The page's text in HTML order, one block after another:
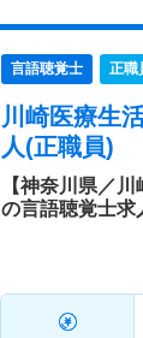
言語聴覚士 正職
川崎医療生
人(正職員)
【神奈川県／
の言語聴覚士求